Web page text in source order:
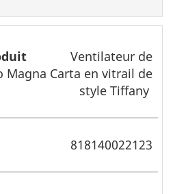
Ventilateur de
Magna Carta en vitrail de
style Tiffany
818140022123